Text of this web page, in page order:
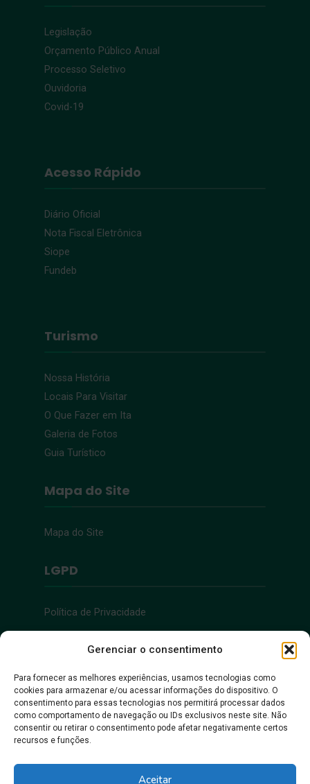
Gerenciar o consentimento
Para fornecer as melhores experiências, usamos tecnologias como
cookies para armazenar e/ou acessar informações do dispositivo. O
consentimento para essas tecnologias nos permitirá processar dados
como comportamento de navegação ou IDs exclusivos neste site. Não
consentir ou retirar o consentimento pode afetar negativamente certos
recursos e funções.
Aceitar
Legislação
Orçamento Público Anual
Processo Seletivo
Ouvidoria
Covid-19
Acesso Rápido
Diário Oficial
Nota Fiscal Eletrônica
Siope
Fundeb
Turismo
Nossa História
Locais Para Visitar
O Que Fazer em Ita
Galeria de Fotos
Guia Turístico
Mapa do Site
Mapa do Site
LGPD
Política de Privacidade
Acessibilidade
Acessibilidade